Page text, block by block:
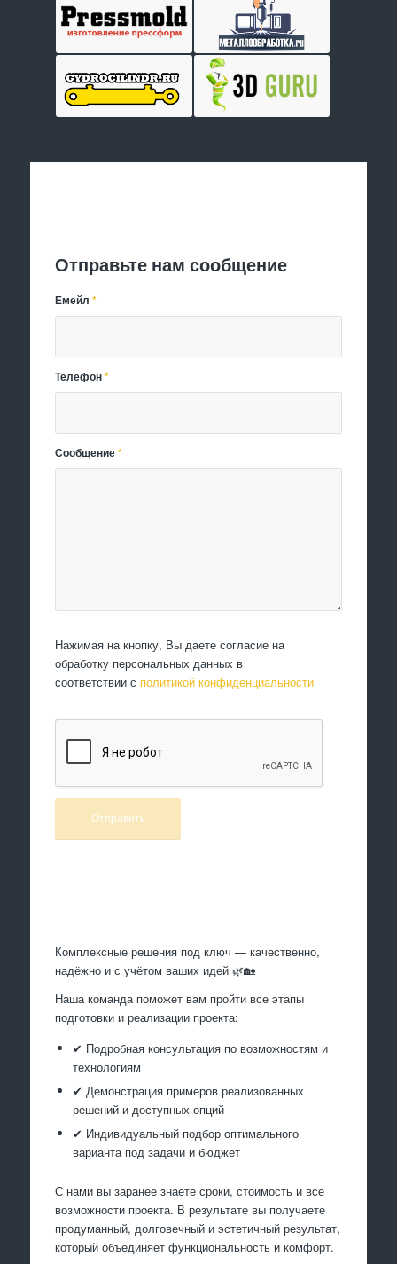
Отправьте нам сообщение
Емейл*
Телефон*
Сообщение*
Нажимая на кнопку, Вы даете согласие на
обработку персональных данных в
соответствии с политикой конфиденциальности
Комплексные решения под ключ — качественно,
надёжно и с учётом ваших идей 🌿🏡
Наша команда поможет вам пройти все этапы
подготовки и реализации проекта:
✔ Подробная консультация по возможностям и
технологиям
✔ Демонстрация примеров реализованных
решений и доступных опций
✔ Индивидуальный подбор оптимального
варианта под задачи и бюджет
С нами вы заранее знаете сроки, стоимость и все
возможности проекта. В результате вы получаете
продуманный, долговечный и эстетичный результат,
который объединяет функциональность и комфорт.